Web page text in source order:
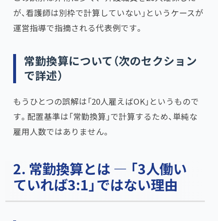
が、看護師は別枠で計算していない」というケースが
運営指導で指摘される代表例です。
常勤換算について（次のセクション
で詳述）
もうひとつの誤解は「20人雇えばOK」というもので
す。配置基準は「常勤換算」で計算するため、単純な
雇用人数ではありません。
2. 常勤換算とは — 「3人働い
ていれば3:1」ではない理由